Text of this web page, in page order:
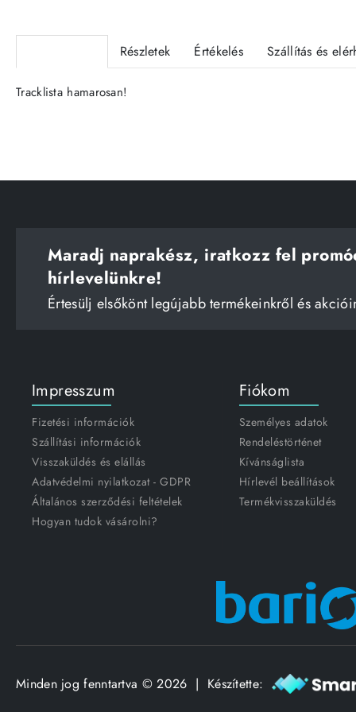
Részletek Értékelés Szállítás és
Tracklista hamarosan!
Maradj naprakész, iratkozz fel
hírlevelünkre!
Értesülj elsőkönt legújabb termékeinkről és
Impresszum
Fizetési információk
Szállítási információk
Visszaküldés és elállás
Adatvédelmi nyilatkozat - GDPR
Általános szerződési feltételek
Hogyan tudok vásárolni?
Fiókom
Személyes adatok
Rendeléstörténet
Kívánságlista
Hírlevél beállítások
Termékvisszaküldés
Minden jog fenntartva © 2026 | Készítette: